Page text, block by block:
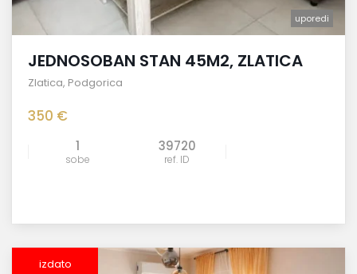
uporedi
JEDNOSOBAN STAN 45M2, ZLATICA
Zlatica, Podgorica
350 €
1
sobe
39720
ref. ID
izdato